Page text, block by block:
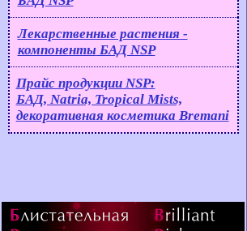
Лекарственные растения -
компонентыБАД NSP
Прайс продукции NSP:
БАД, Natria, Tropical Mists,
декоративная косметика Bremani